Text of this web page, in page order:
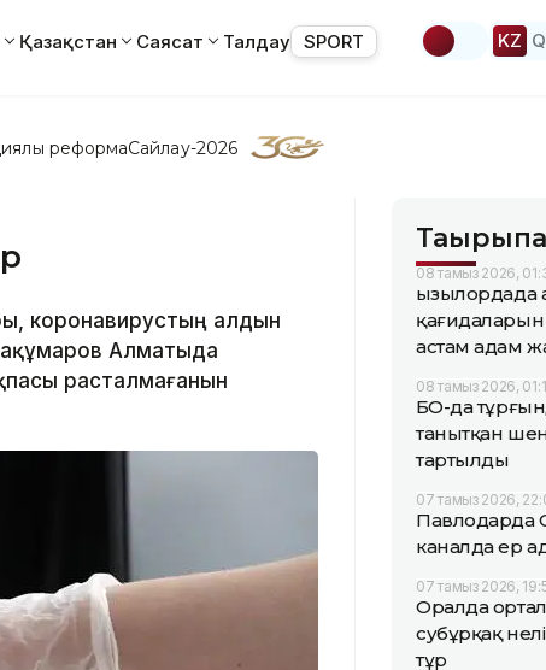
Қазақстан Саясат Талдау SPORT KZ
реформаСайлау-2026
коронавирустың алдын
Алматыда
расталмағанын
08 тамыз 2026,
Қызылордада
астам адам
08 тамыз 2026,
БҚО-да
танытқан
тартылды
07 тамыз 2026,
Павлодарда
каналда ер
07 тамыз 2026,
Оралда
субұрқақ
тұр